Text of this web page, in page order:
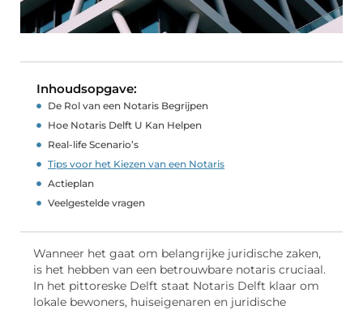
Inhoudsopgave:
De Rol van een Notaris Begrijpen
Hoe Notaris Delft U Kan Helpen
Real-life Scenario’s
Tips voor het Kiezen van een Notaris
Actieplan
Veelgestelde vragen
Wanneer het gaat om belangrijke juridische zaken,
is het hebben van een betrouwbare notaris cruciaal.
In het pittoreske Delft staat Notaris Delft klaar om
lokale bewoners, huiseigenaren en juridische